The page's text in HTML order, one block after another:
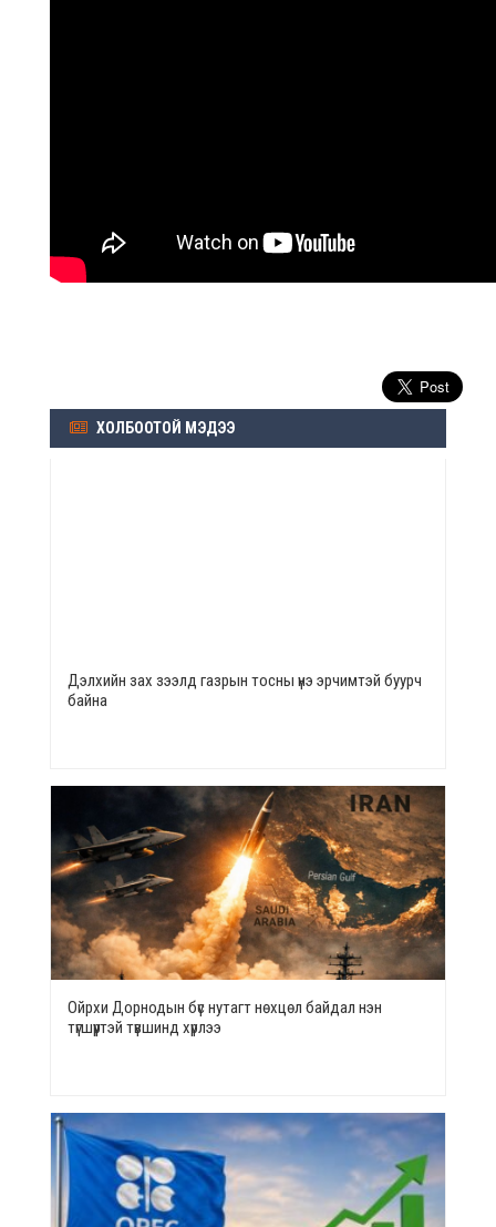
ХОЛБООТОЙ МЭДЭЭ
Дэлхийн зах зээлд газрын тосны үнэ эрчимтэй буурч
байна
Ойрхи Дорнодын бүс нутагт нөхцөл байдал нэн
түгшүүртэй түвшинд хүрлээ